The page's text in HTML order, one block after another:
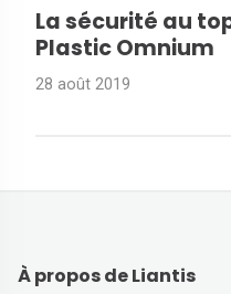
La sécurité au
Plastic Omnium
28 août 2019
À propos de Liantis